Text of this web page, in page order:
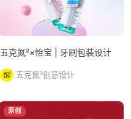
五克氮²×怡宝 | 牙刷包装设计
五克氮²创意设计
原创